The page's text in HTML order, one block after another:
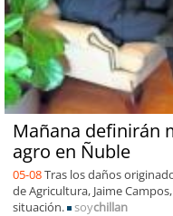
Mañana definirán
agro en Ñuble
05-08Tras los daños
de Agricultura, Jaime
situación.
soychillan